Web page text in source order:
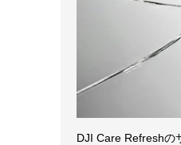
DJI Care Refreshの